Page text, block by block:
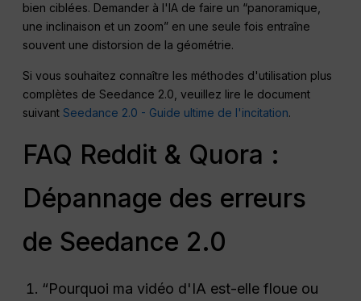
bien ciblées. Demander à l'IA de faire un “panoramique,
une inclinaison et un zoom” en une seule fois entraîne
souvent une distorsion de la géométrie.
Si vous souhaitez connaître les méthodes d'utilisation plus
complètes de Seedance 2.0, veuillez lire le document
suivant Seedance 2.0 - Guide ultime de l'incitation.
FAQ Reddit & Quora :
Dépannage des erreurs
de Seedance 2.0
“Pourquoi ma vidéo d'IA est-elle floue ou